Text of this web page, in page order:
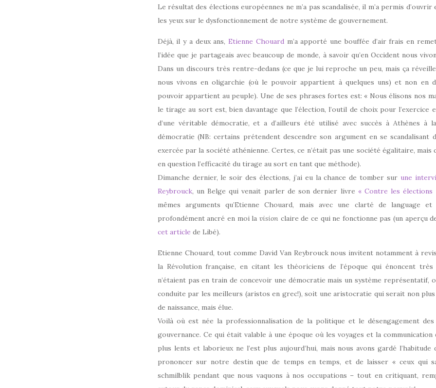
Le résultat des élections européennes ne m’a pas scandalisée, il m’a permis d’ouvrir
les yeux sur le dysfonctionnement de notre système de gouvernement.
Déjà, il y a deux ans,Etienne Chouardm’a apporté une bouffée d’air frais en
l’idée que je partageais avec beaucoup de monde, à savoir qu’en Occident nous
Dans un discours très rentre-dedans (ce que je lui reproche un peu, mais ça
nous vivons en oligarchie (où le pouvoir appartient à quelques uns) et non en
pouvoir appartient au peuple). Une de ses phrases fortes est: « Nous élisons nos
le tirage au sort est, bien davantage que l’élection, l’outil de choix pour l’exercice
d’une véritable démocratie, et a d’ailleurs été utilisé avec succès à Athènes à
démocratie (NB: certains prétendent descendre son argument en se scandalisant
exercée par la société athénienne. Certes, ce n’était pas une société égalitaire, mais
en question l’efficacité du tirage au sort en tant que méthode).
Dimanche dernier, le soir des élections, j’ai eu la chance de tomber sur une
Reybrouck, un Belge qui venait parler de son dernier livre « Contre les élections
mêmes arguments qu’Etienne Chouard, mais avec une clarté de language
profondément ancré en moi la visionclaire de ce qui ne fonctionne pas (un aperçu
cet article de Libé).
Etienne Chouard, tout comme David Van Reybrouck nous invitent notamment à
la Révolution française, en citant les théoriciens de l’époque qui énoncent très
n’étaient pas en train de concevoir une démocratie mais un système représentatif,
conduite par les meilleurs (aristos en grec!), soit une aristocratie qui serait non
de naissance, mais élue.
Voilà où est née la professionnalisation de la politique et le désengagement
gouvernance. Ce qui était valable à une époque où les voyages et la communication
plus lents et laborieux ne l’est plus aujourd’hui, mais nous avons gardé l’habitude
prononcer sur notre destin que de temps en temps, et de laisser « ceux qui
schmilblik pendant que nous vaquons à nos occupations – tout en critiquant,